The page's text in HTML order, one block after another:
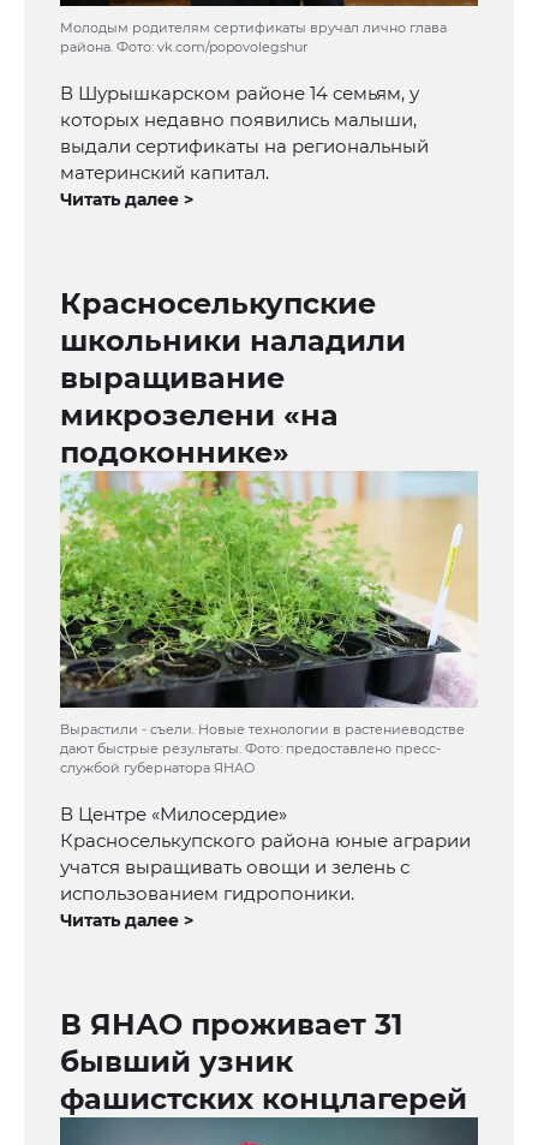
Молодым родителям сертификаты вручал лично глава
района. Фото: vk.com/popovolegshur
В Шурышкарском районе 14 семьям, у
которых недавно появились малыши,
выдали сертификаты на региональный
материнский капитал.
Читать далее >
Красноселькупские
школьники наладили
выращивание
микрозелени «на
подоконнике»
Вырастили - съели. Новые технологии в растениеводстве
дают быстрые результаты. Фото: предоставлено пресс-
службой губернатора ЯНАО
В Центре «Милосердие»
Красноселькупского района юные аграрии
учатся выращивать овощи и зелень с
использованием гидропоники.
Читать далее >
В ЯНАО проживает 31
бывший узник
фашистских концлагерей